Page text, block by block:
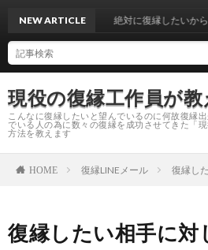
現役の復縁工作員が
こんなに復縁したいと望んでいるのに何故復縁
でいる人の為に数々の復縁を成功させてきた「
方法を教えます
NEW ARTICLE絶対に復縁したいから成功
HOME 復縁LINEメール 復縁し
復縁したい相手に対